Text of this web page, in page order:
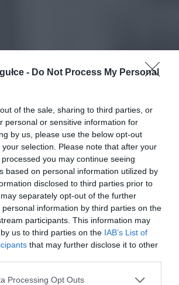
- Do Not Process My Personal
of the sale, sharing to third parties, or
personal or sensitive information for
by us, please use the below opt-out
selection. Please note that after your
you may continue seeing
based on personal information utilized by
disclosed to third parties prior to
separately opt-out of the further
information by third parties on the
participants. This information may
us to third parties on the IAB’s List of
that may further disclose it to other
Processing Opt Outs